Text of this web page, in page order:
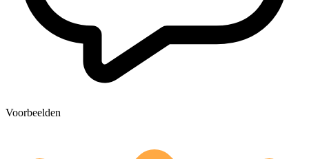
Voorbeelden